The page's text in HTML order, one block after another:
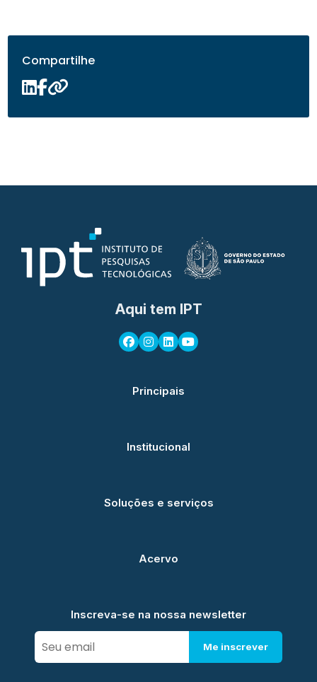
Compartilhe
Aqui tem IPT
Principais
Institucional
Soluções e serviços
Acervo
Inscreva-se na nossa newsletter
Me inscrever